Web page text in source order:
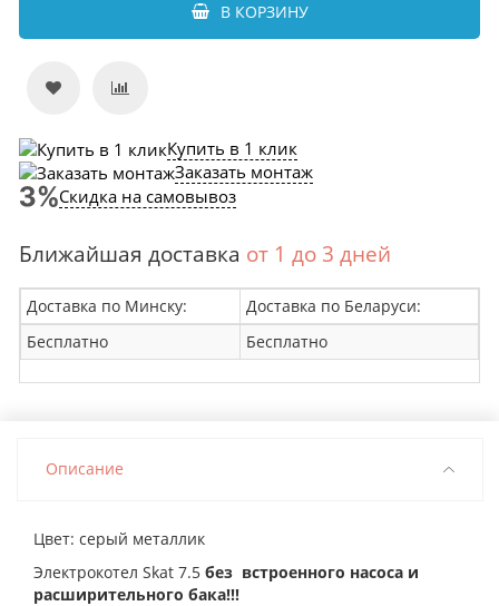
В КОРЗИНУ
Купить в 1 клик
Заказать монтаж
Скидка на самовывоз
Ближайшая доставка от 1 до 3 дней
Доставка по Минску:
Доставка по Беларуси:
Бесплатно
Бесплатно
Описание
Цвет: серый металлик
Электрокотел Skat 7.5 без встроенного насоса и
расширительного бака!!!